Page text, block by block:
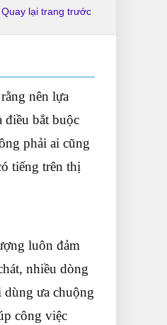
Quay lại trang trước
nên lựa
điều bắt buộc
phải ai cũng
tiếng trên thị
luôn đảm
nhiều dòng
dùng ưa chuộng
công việc